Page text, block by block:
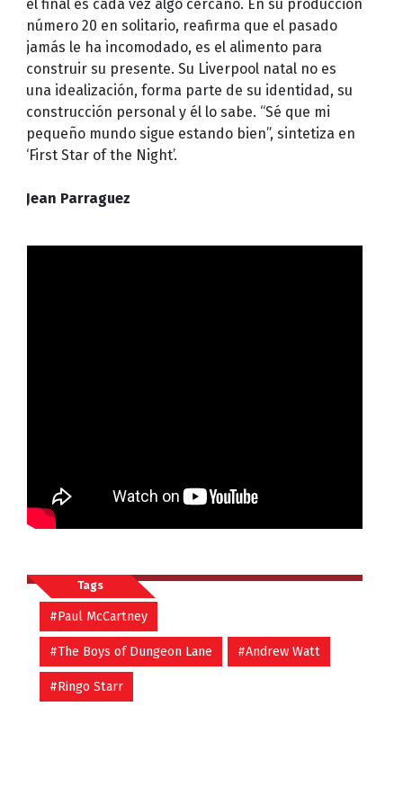
el final es cada vez algo cercano. En su producción
número 20 en solitario, reafirma que el pasado
jamás le ha incomodado, es el alimento para
construir su presente. Su Liverpool natal no es
una idealización, forma parte de su identidad, su
construcción personal y él lo sabe. “Sé que mi
pequeño mundo sigue estando bien”, sintetiza en
‘First Star of the Night’.
Jean Parraguez
Tags
#Paul McCartney
#The Boys of Dungeon Lane #Andrew Watt
#Ringo Starr